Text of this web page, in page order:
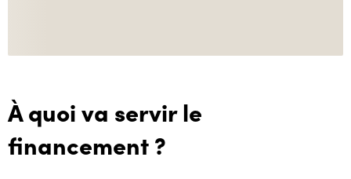
À quoi va servir le
financement ?